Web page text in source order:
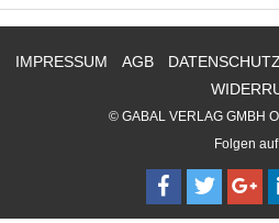
IMPRESSUM AGB DATENSCHUTZ
© GABAL VERLAG GMBH
Folgen auf